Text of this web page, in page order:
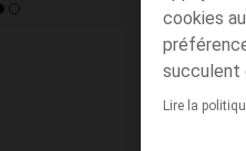
cookies
succulent
Lire la